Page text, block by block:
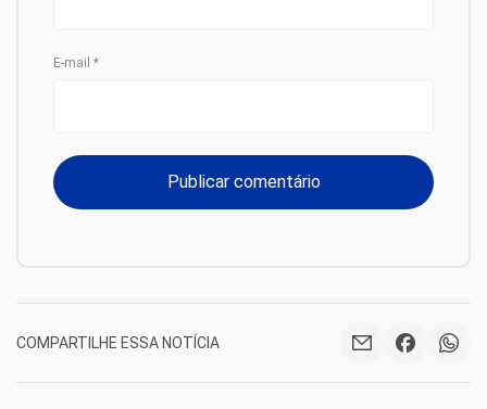
E-mail *
COMPARTILHE ESSA NOTÍCIA